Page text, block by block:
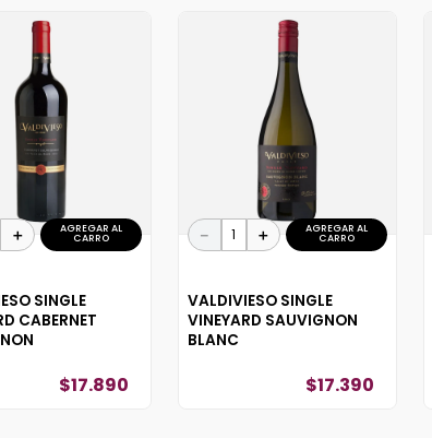
＋ AGREGAR AL
CARRO
SINGLE
CABERNET
$17.890
＋
－ AGREGAR AL
CARRO
VALDIVIESO SINGLE
VINEYARD SAUVIGNON
BLANC
$17.390